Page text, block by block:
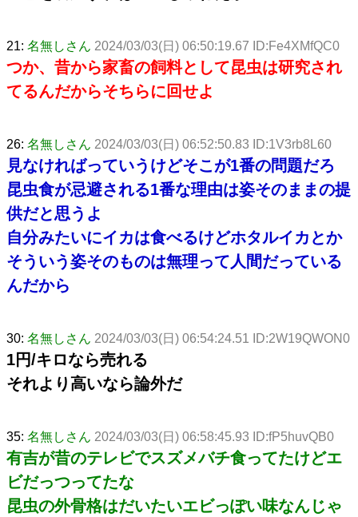
21: 名無しさん 2024/03/03(日) 06:50:19.67 ID:Fe4XMfQC0
つか、昔から家畜の飼料として昆虫は研究され
てるんだからそちらに回せよ
26: 名無しさん 2024/03/03(日) 06:52:50.83 ID:1V3rb8L60
見なければっていうけどそこが1番の問題だろ
昆虫食が忌避される1番な理由は姿そのままの提
供だと思うよ
自分みたいにイカは食べるけどホタルイカとか
そういう姿そのものは無理って人間だっている
んだから
30: 名無しさん 2024/03/03(日) 06:54:24.51 ID:2W19QWON0
1円/キロなら売れる
それより高いなら論外だ
35: 名無しさん 2024/03/03(日) 06:58:45.93 ID:fP5huvQB0
有吉が昔のテレビでスズメバチ食ってたけどエ
ビだっつってたな
昆虫の外骨格はだいたいエビっぽい味なんじゃ